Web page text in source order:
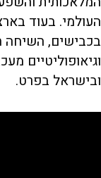
העולמי. בעוד
בכבישים, השיחה
וגיאופוליטיים
ובישראל בפרט.